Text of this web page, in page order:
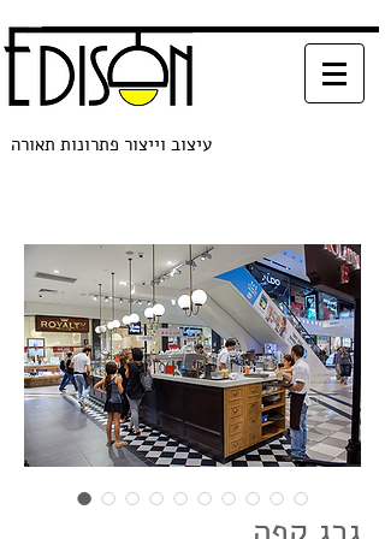
עיצוב וייצור פתרונות תאורה